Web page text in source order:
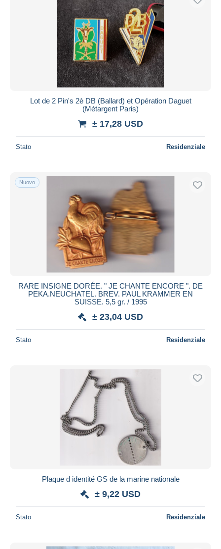
Lot de 2 Pin's 2è DB (Ballard) et Opération Daguet
(Métargent Paris)
± 17,28 USD
Stato Residenziale
Nuovo
RARE INSIGNE DORÉE. " JE CHANTE ENCORE ". DE
PEKA.NEUCHATEL. BREV. PAUL KRAMMER EN
SUISSE. 5,5 gr. / 1995
± 23,04 USD
Stato Residenziale
Plaque d identité GS de la marine nationale
± 9,22 USD
Stato Residenziale